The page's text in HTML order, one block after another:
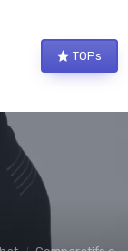
TOPs